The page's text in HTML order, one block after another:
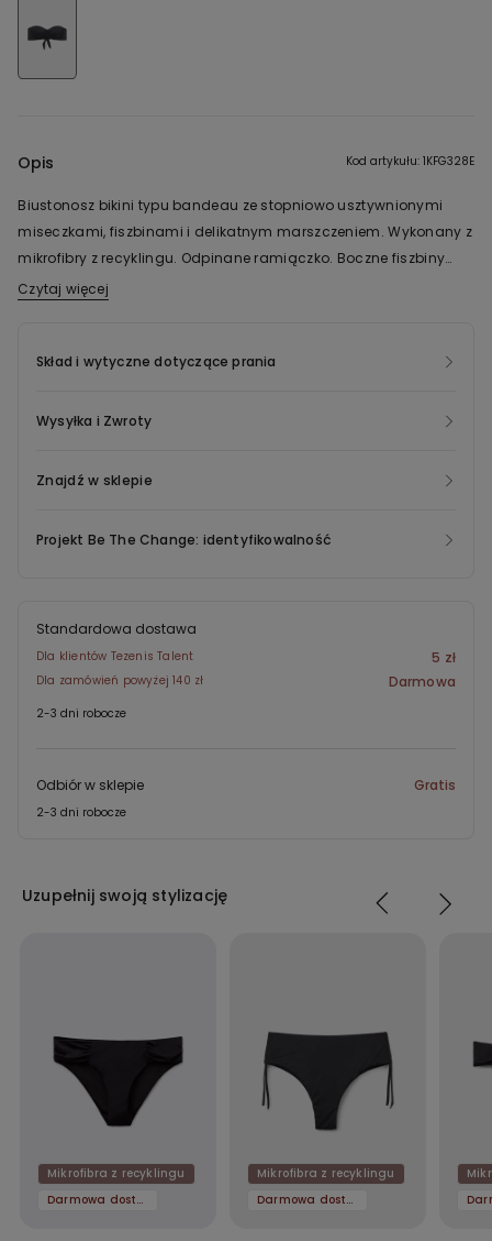
Opis Kod artykułu: 1KFG328E
Biustonosz bikini typu bandeau ze stopniowo usztywnionymi
miseczkami, fiszbinami i delikatnym marszczeniem. Wykonany z
mikrofibry z recyklingu. Odpinane ramiączko. Boczne fiszbiny
zapewniają dobre podtrzymanie. Wiązanie na kokardkę na
Tkanina tego produktu zawiera certyfikowaną przędzę
przetworzenia zutylizowanych plastikowych butelek. W produkcji
wpływ na środowisko.
Czytaj więcej
Skład i wytyczne dotyczące prania
Wysyłka i Zwroty
Znajdź w sklepie
Projekt Be The Change: identyfikowalność
Standardowa dostawa
Dla klientów Tezenis Talent 5 zł
Dla zamówień powyżej 140 zł Darmowa
2-3 dni robocze
Odbiór w sklepie Gratis
2-3 dni robocze
Uzupełnij swoją stylizację
Mikrofibra z recyklingu
Darmowa dostawa
Mikrofibra z recyklingu
Darmowa dostawa